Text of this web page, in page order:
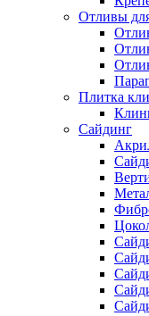
Отливы
Плитка
Сайдинг